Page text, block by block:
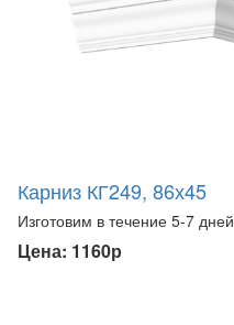
Карниз КГ249, 86х45
Изготовим в течение 5-7 дней
Цена: 1160р